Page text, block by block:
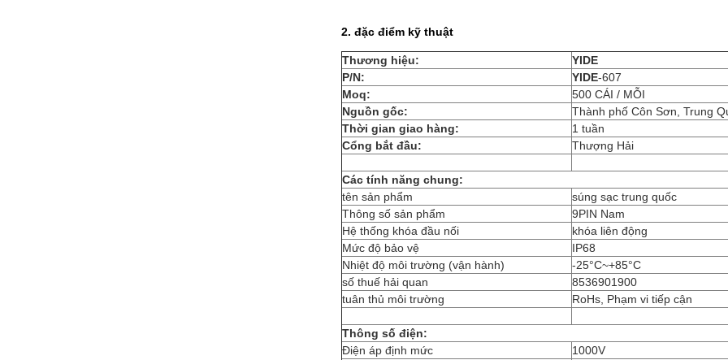
2. đặc điểm kỹ thuật
Thương hiệu:
YIDE
P/N:
YIDE-607
Moq:
500 CÁI / MỖI
Nguồn gốc:
Thành phố Côn Sơn, Trung
Thời gian giao hàng:
1 tuần
Cổng bắt đầu:
Thượng Hải
Các tính năng chung:
tên sản phẩm
súng sạc trung quốc
Thông số sản phẩm
9PIN Nam
Hệ thống khóa đầu nối
khóa liên động
Mức độ bảo vệ
IP68
Nhiệt độ môi trường (vận hành)
-25°C~+85°C
số thuế hải quan
8536901900
tuân thủ môi trường
RoHs, Phạm vi tiếp cận
Thông số điện:
Điện áp định mức
1000V